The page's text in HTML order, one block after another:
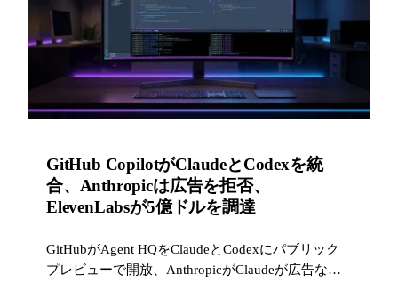
GitHub CopilotがClaudeとCodexを統
合、Anthropicは広告を拒否、
ElevenLabsが5億ドルを調達
GitHubがAgent HQをClaudeとCodexにパブリック
プレビューで開放、AnthropicがClaudeが広告なし